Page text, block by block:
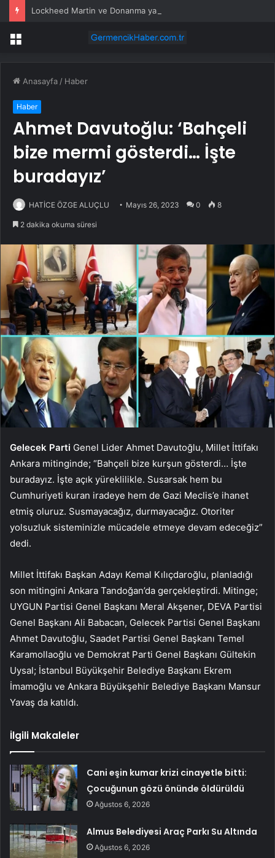
Menü
Anasayfa / Haber
Haber
Ahmet Davutoğlu: ‘Bahçeli
bize mermi gösterdi… İşte
buradayız’
HATİCE ÖZGE ALUÇLU Mayıs 26, 2023 0 8
2 dakika okuma süresi
Gelecek Parti Genel Lider Ahmet Davutoğlu, Millet İttifakı
Ankara mitinginde; “Bahçeli bize kurşun gösterdi… İşte
buradayız. İşte açık yüreklilikle. Susarsak hem bu
Cumhuriyeti kuran iradeye hem de Gazi Meclis’e ihanet
etmiş oluruz. Susmayacağız, durmayacağız. Otoriter
yolsuzluk sisteminizle mücadele etmeye devam edeceğiz”
dedi.
Millet İttifakı Başkan Adayı Kemal Kılıçdaroğlu, planladığı
son mitingini Ankara Tandoğan’da gerçekleştirdi. Mitinge;
UYGUN Partisi Genel Başkanı Meral Akşener, DEVA Partisi
Genel Başkanı Ali Babacan, Gelecek Partisi Genel Başkanı
Ahmet Davutoğlu, Saadet Partisi Genel Başkanı Temel
Karamollaoğlu ve Demokrat Parti Genel Başkanı Gültekin
Uysal; İstanbul Büyükşehir Belediye Başkanı Ekrem
İmamoğlu ve Ankara Büyükşehir Belediye Başkanı Mansur
Yavaş da katıldı.
İlgili Makaleler
Cani eşin kumar krizi cinayetle bitti:
Çocuğunun gözü önünde öldürüldü
Ağustos 6, 2026
Almus Belediyesi Araç Parkı Su Altında
Ağustos 6, 2026